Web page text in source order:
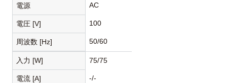
電源 AC
電圧 [V] 100
周波数 [Hz] 50/60
入力 [W] 75/75
電流 [A] -/-